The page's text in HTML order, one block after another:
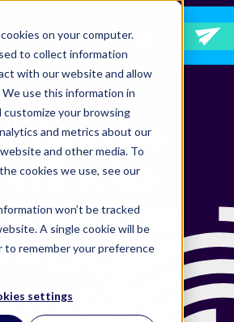
on your computer.
to collect information
with our website and allow
use this information in
customize your browsing
and metrics about our
and other media. To
cookies we use, see our
won’t be tracked
A single cookie will be
to remember your preference
settings
Abrir
das